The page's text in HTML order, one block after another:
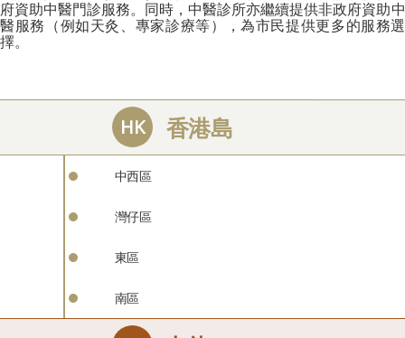
府資助中醫門診服務。同時，中醫診所亦繼續提供非政府資助中
醫服務（例如天灸、專家診療等），為市民提供更多的服務選
擇。
中西區
灣仔區
東區
南區